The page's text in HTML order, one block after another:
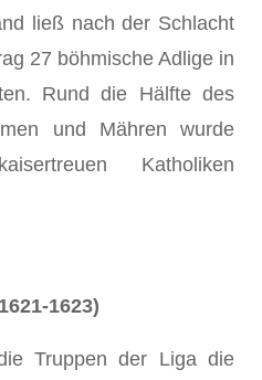
ließ nach der Schlacht
27 böhmische Adlige in
Rund die Hälfte des
und Mähren wurde
Katholiken
1623)
Truppen der Liga die